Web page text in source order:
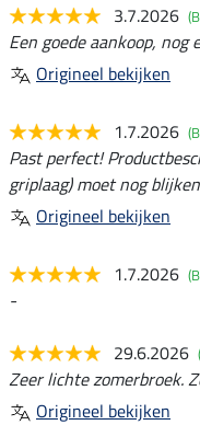
3.7.2026
Een goede aankoop, nog
Origineel bekijken
1.7.2026
Past perfect!
griplaag) moet nog
Origineel bekijken
1.7.2026
-
29.6.2026
Zeer lichte zomerbroek.
Origineel bekijken